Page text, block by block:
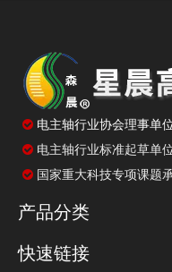
最新新闻
电主轴返修后的验收与安
电主轴闲置后重启，先低
锥孔清洁方法不当，装刀
加速时间设短了生产效率
电主轴冷却系统的启停顺
 电主轴行业协会理事单
 电主轴行业标准起草单
 国家重大科技专项课题
产品分类
快速链接